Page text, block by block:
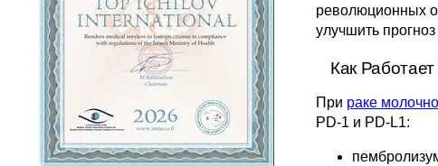
революционных
улучшить
Как
При раке
PD-1 и PD-L1: